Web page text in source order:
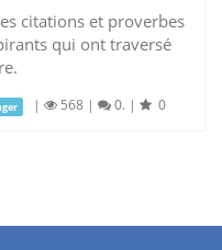
citations et proverbes
qui ont traversé
| 568 | 0. | 0